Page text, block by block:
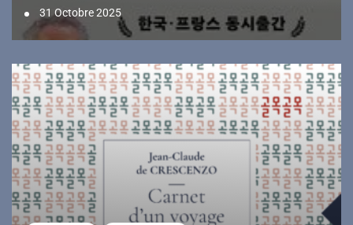
31 Octobre 2025